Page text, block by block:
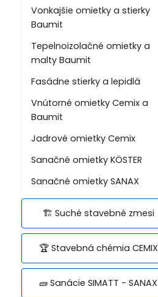
Vonkajšie omietky a stierky
Baumit
Tepelnoizolačné omietky a
malty Baumit
Fasádne stierky a lepidlá
Vnútorné omietky Cemix a
Baumit
Jadrové omietky Cemix
Sanačné omietky KÖSTER
Sanačné omietky SANAX
🏗️ Suché stavebné zmesi
🏆 Stavebná chémia CEMIX
🧱 Sanácie SIMATT - SANAX